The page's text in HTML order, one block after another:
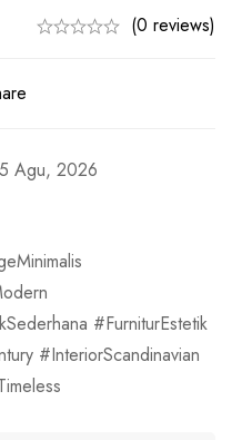
(0 reviews)
Agu, 2026
#FurniturEstetik
#InteriorScandinavian